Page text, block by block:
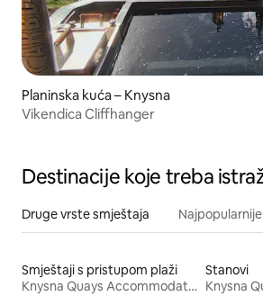
Planinska kuća – Knysna
Vikendica Cliffhanger
Destinacije koje treba
Druge vrste smještaja
Smještaji s pristupom plaži
Knysna Quays Accommodation
Stanovi